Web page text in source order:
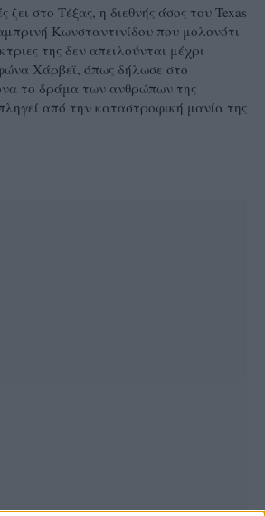
ζει στο Τέξας, η διεθνής άσος του Texas
Κωνσταντινίδου που μολονότι
της δεν απειλούνται μέχρι
Χάρβεϊ, όπως δήλωσε στο
το δράμα των ανθρώπων της
από την καταστροφική μανία της